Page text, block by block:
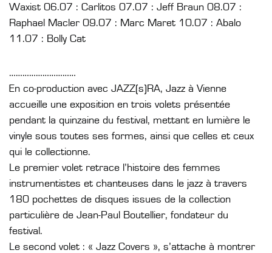
Waxist 06.07 : Carlitos 07.07 : Jeff Braun 08.07 :
Raphael Macler 09.07 : Marc Maret 10.07 : Abalo
11.07 : Bolly Cat
…………………………
En co-production avec JAZZ(s)RA, Jazz à Vienne
accueille une exposition en trois volets présentée
pendant la quinzaine du festival, mettant en lumière le
vinyle sous toutes ses formes, ainsi que celles et ceux
qui le collectionne.
Le premier volet retrace l’histoire des femmes
instrumentistes et chanteuses dans le jazz à travers
180 pochettes de disques issues de la collection
particulière de Jean-Paul Boutellier, fondateur du
festival.
Le second volet : « Jazz Covers », s’attache à montrer